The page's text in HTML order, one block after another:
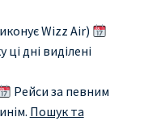
Wizz Air)
дні виділені
Рейси за певним
Пошук та